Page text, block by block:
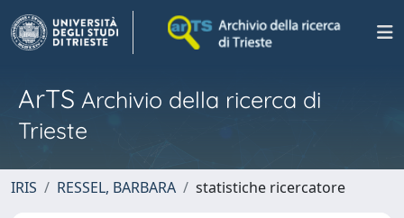
ArTS Archivio della ricerca di
Trieste
IRIS RESSEL, BARBARA statistiche ricercatore